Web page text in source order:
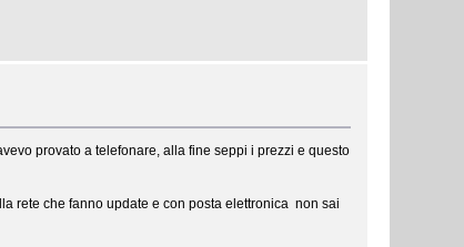
provato a telefonare, alla fine seppi i prezzi e questo
rete che fanno update e con posta elettronica non sai